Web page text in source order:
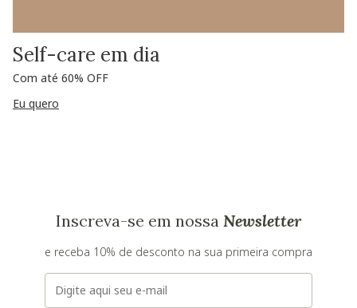
Self-care em dia
Com até 60% OFF
Eu quero
Inscreva-se em nossa Newsletter
e receba 10% de desconto na sua primeira compra
E-mail